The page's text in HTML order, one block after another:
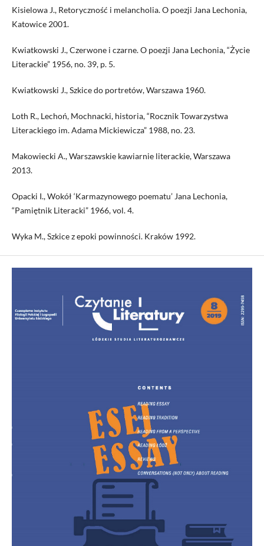
Kisielowa J., Retoryczność i melancholia. O poezji Jana Lechonia,
Katowice 2001.
Kwiatkowski J., Czerwone i czarne. O poezji Jana Lechonia, “Życie
Literackie” 1956, no. 39, p. 5.
Kwiatkowski J., Szkice do portretów, Warszawa 1960.
Loth R., Lechoń, Mochnacki, historia, “Rocznik Towarzystwa
Literackiego im. Adama Mickiewicza” 1988, no. 23.
Makowiecki A., Warszawskie kawiarnie literackie, Warszawa
2013.
Opacki I., Wokół ‘Karmazynowego poematu’ Jana Lechonia,
“Pamiętnik Literacki” 1966, vol. 4.
Wyka M., Szkice z epoki powinności. Kraków 1992.